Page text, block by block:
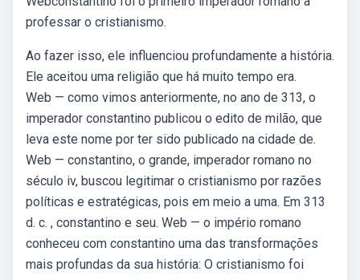
professar o cristianismo.
Ao fazer isso, ele influenciou profundamente a história.
Ele aceitou uma religião que há muito tempo era.
Web — como vimos anteriormente, no ano de 313, o
imperador constantino publicou o edito de milão, que
leva este nome por ter sido publicado na cidade de.
Web — constantino, o grande, imperador romano no
século iv, buscou legitimar o cristianismo por razões
políticas e estratégicas, pois em meio a uma. Em 313
d. c. , constantino e seu. Web — o império romano
conheceu com constantino uma das transformações
mais profundas da sua história: O cristianismo foi